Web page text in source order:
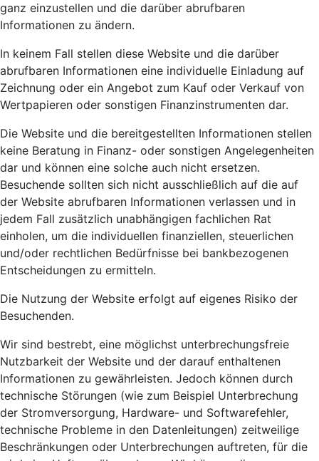
ganz einzustellen und die darüber abrufbaren
Informationen zu ändern.
In keinem Fall stellen diese Website und die darüber
abrufbaren Informationen eine individuelle Einladung auf
Zeichnung oder ein Angebot zum Kauf oder Verkauf von
Wertpapieren oder sonstigen Finanzinstrumenten dar.
Die Website und die bereitgestellten Informationen stellen
keine Beratung in Finanz- oder sonstigen Angelegenheiten
dar und können eine solche auch nicht ersetzen.
Besuchende sollten sich nicht ausschließlich auf die auf
der Website abrufbaren Informationen verlassen und in
jedem Fall zusätzlich unabhängigen fachlichen Rat
einholen, um die individuellen finanziellen, steuerlichen
und/oder rechtlichen Bedürfnisse bei bankbezogenen
Entscheidungen zu ermitteln.
Die Nutzung der Website erfolgt auf eigenes Risiko der
Besuchenden.
Wir sind bestrebt, eine möglichst unterbrechungsfreie
Nutzbarkeit der Website und der darauf enthaltenen
Informationen zu gewährleisten. Jedoch können durch
technische Störungen (wie zum Beispiel Unterbrechung
der Stromversorgung, Hardware- und Softwarefehler,
technische Probleme in den Datenleitungen) zeitweilige
Beschränkungen oder Unterbrechungen auftreten, für die